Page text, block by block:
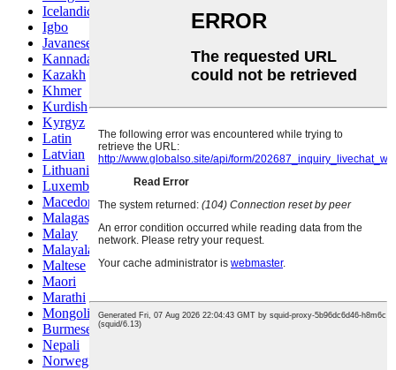
Icelandic
Igbo
Javanese
Kannada
Kazakh
Khmer
Kurdish
Kyrgyz
Latin
Latvian
Lithuanian
Luxembou..
Macedonian
Malagasy
Malay
Malayalam
Maltese
Maori
Marathi
Mongolian
Burmese
Nepali
Norwegian